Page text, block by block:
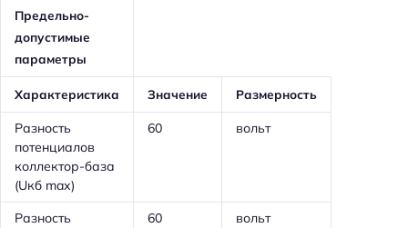
Предельно-
допустимые
параметры
Характеристика Значение Размерность
Разность
потенциалов
коллектор-база
(Uкб max)
60 вольт
Разность
60 вольт